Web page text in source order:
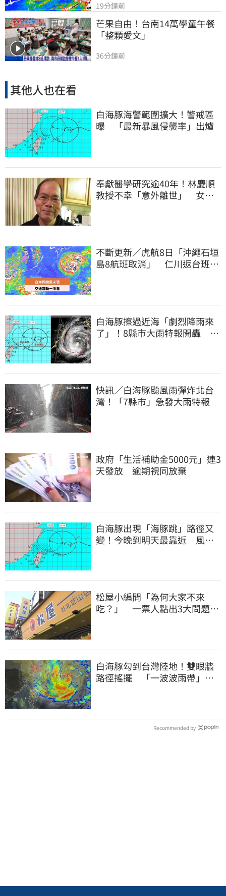
19分鐘前
芒果自由！台南14萬學童午餐
「整顆愛文」
36分鐘前
其他人也在看
白海豚海警範圍擴大！警戒區
曝 「最新暴風侵襲率」出爐
奉獻醫學研究逾40年！林慶順
教授不幸「意外離世」 女兒
不斷更新／虎航8日「沖繩石垣
島8航班取消」 仁川返台班機
白海豚擦過近海「劇烈降雨來
了」！8縣市大雨特報開轟 今
快訊／白海豚颱風雨彈炸北台
灣！「7縣市」急發大雨特報
政府「生活補助金5000元」連3
天發放 逾期視同放棄
白海豚出現「海豚跳」路徑又
變！今晚到明天最靠近 風雨
松屋小編問「為何大家不來
吃？」 一票人點出3大問題：
白海豚勾到台灣陸地！雙眼牆
路徑搖擺 「一波波雨帶」開
Recommended by